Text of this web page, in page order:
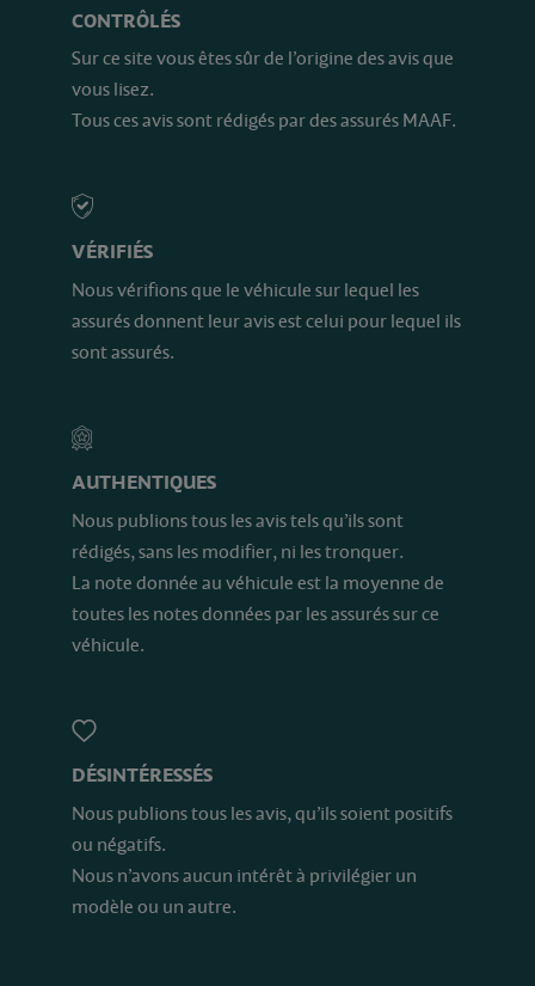
CONTRÔLÉS
Sur ce site vous êtes sûr de l’origine des avis que
vous lisez.
Tous ces avis sont rédigés par des assurés MAAF.
VÉRIFIÉS
Nous vérifions que le véhicule sur lequel les
assurés donnent leur avis est celui pour lequel ils
sont assurés.
AUTHENTIQUES
Nous publions tous les avis tels qu’ils sont
rédigés, sans les modifier, ni les tronquer.
La note donnée au véhicule est la moyenne de
toutes les notes données par les assurés sur ce
véhicule.
DÉSINTÉRESSÉS
Nous publions tous les avis, qu’ils soient positifs
ou négatifs.
Nous n’avons aucun intérêt à privilégier un
modèle ou un autre.